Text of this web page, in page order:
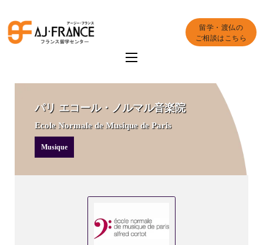
留学・渡仏の
ご相談はこちら
パリ エコール・ノルマル音楽院
Ecole Normale de Musique de Paris
Musique